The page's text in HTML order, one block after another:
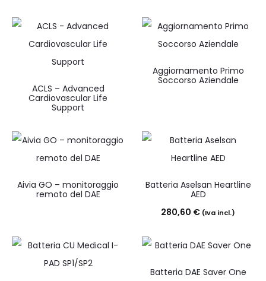
ACLS – Advanced
Cardiovascular Life
Support
Aggiornamento Primo
Soccorso Aziendale
Aivia GO – monitoraggio
remoto del DAE
Batteria Aselsan Heartline
AED
280,60 € (Iva incl.)
Batteria DAE Saver One